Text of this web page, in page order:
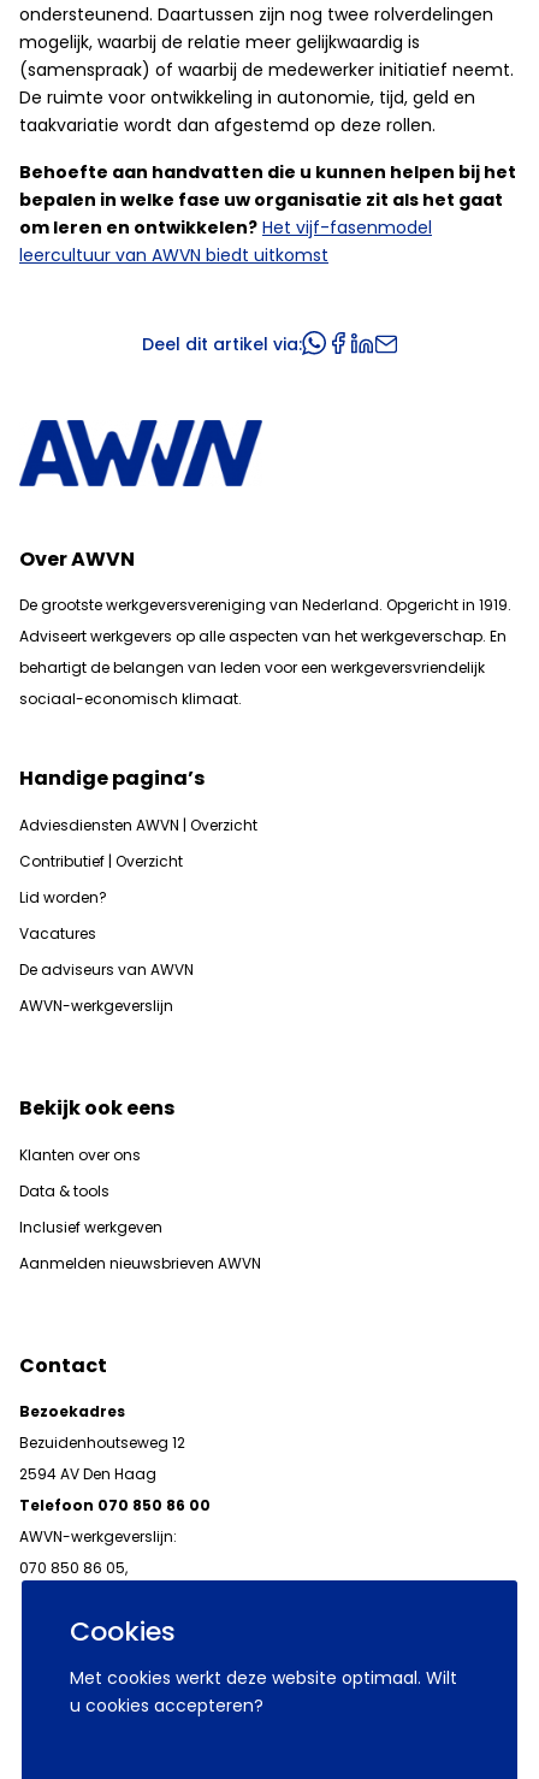
Cookies
Met cookies werkt deze website optimaal. Wilt
u cookies accepteren?
ondersteunend. Daartussen zijn nog twee rolverdelingen
mogelijk, waarbij de relatie meer gelijkwaardig is
(samenspraak) of waarbij de medewerker initiatief neemt.
De ruimte voor ontwikkeling in autonomie, tijd, geld en
taakvariatie wordt dan afgestemd op deze rollen.
Behoefte aan handvatten die u kunnen helpen bij het
bepalen in welke fase uw organisatie zit als het gaat
om leren en ontwikkelen? Het vijf-fasenmodel
leercultuur van AWVN biedt uitkomst
Deel dit artikel via:
Over AWVN
De grootste werkgeversvereniging van Nederland. Opgericht in 1919.
Adviseert werkgevers op alle aspecten van het werkgeverschap. En
behartigt de belangen van leden voor een werkgeversvriendelijk
sociaal-economisch klimaat.
Handige pagina’s
Adviesdiensten AWVN | Overzicht
Contributief | Overzicht
Lid worden?
Vacatures
De adviseurs van AWVN
AWVN-werkgeverslijn
Bekijk ook eens
Klanten over ons
Data & tools
Inclusief werkgeven
Aanmelden nieuwsbrieven AWVN
Contact
Bezoekadres
Bezuidenhoutseweg 12
2594 AV Den Haag
Telefoon 070 850 86 00
AWVN-werkgeverslijn:
070 850 86 05,
© 2026 AWVN